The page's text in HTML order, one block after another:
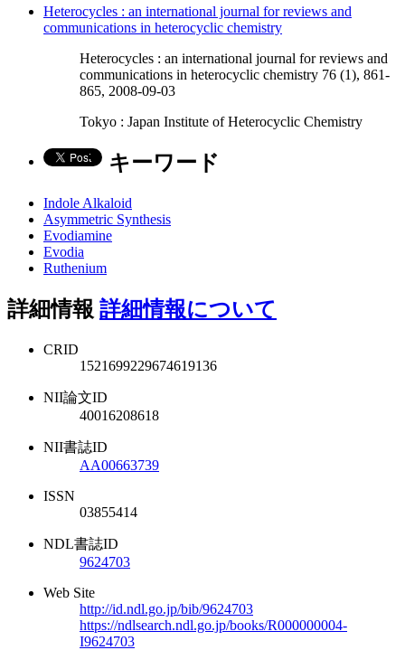
Heterocycles : an international journal for reviews and
communications in heterocyclic chemistry
Heterocycles : an international journal for reviews and
communications in heterocyclic chemistry 76 (1), 861-
865, 2008-09-03
Tokyo : Japan Institute of Heterocyclic Chemistry
キーワード
Indole Alkaloid
Asymmetric Synthesis
Evodiamine
Evodia
Ruthenium
詳細情報 詳細情報について
CRID
1521699229674619136
NII論文ID
40016208618
NII書誌ID
AA00663739
ISSN
03855414
NDL書誌ID
9624703
Web Site
http://id.ndl.go.jp/bib/9624703
https://ndlsearch.ndl.go.jp/books/R000000004-
I9624703